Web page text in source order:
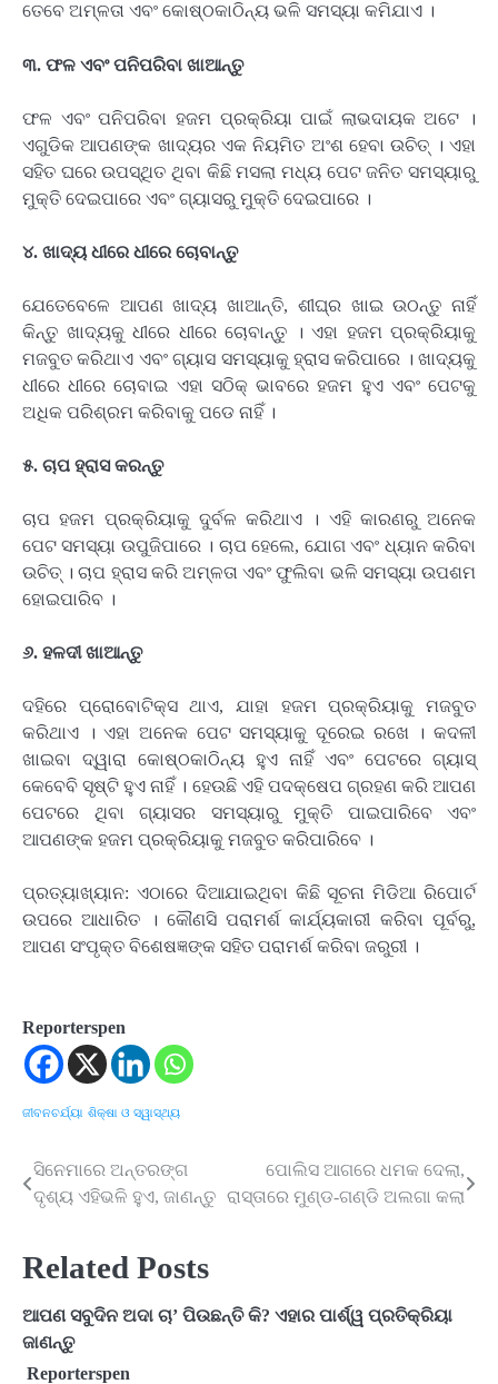
ତେବେ ଅମ୍ଳତା ଏବଂ କୋଷ୍ଠକାଠିନ୍ୟ ଭଳି ସମସ୍ୟା କମିଯାଏ ।
୩. ଫଳ ଏବଂ ପନିପରିବା ଖାଆନ୍ତୁ
ଫଳ ଏବଂ ପନିପରିବା ହଜମ ପ୍ରକ୍ରିୟା ପାଇଁ ଲାଭଦାୟକ ଅଟେ ।
ଏଗୁଡିକ ଆପଣଙ୍କ ଖାଦ୍ୟର ଏକ ନିୟମିତ ଅଂଶ ହେବା ଉଚିତ୍ । ଏହା
ସହିତ ଘରେ ଉପସ୍ଥିତ ଥିବା କିଛି ମସଲା ମଧ୍ୟ ପେଟ ଜନିତ ସମସ୍ୟାରୁ
ମୁକ୍ତି ଦେଇପାରେ ଏବଂ ଗ୍ୟାସରୁ ମୁକ୍ତି ଦେଇପାରେ ।
୪. ଖାଦ୍ୟ ଧୀରେ ଧୀରେ ଚୋବାନ୍ତୁ
ଯେତେବେଳେ ଆପଣ ଖାଦ୍ୟ ଖାଆନ୍ତି, ଶୀଘ୍ର ଖାଇ ଉଠନ୍ତୁ ନାହିଁ
କିନ୍ତୁ ଖାଦ୍ୟକୁ ଧୀରେ ଧୀରେ ଚୋବାନ୍ତୁ । ଏହା ହଜମ ପ୍ରକ୍ରିୟାକୁ
ମଜବୁତ କରିଥାଏ ଏବଂ ଗ୍ୟାସ ସମସ୍ୟାକୁ ହ୍ରାସ କରିପାରେ । ଖାଦ୍ୟକୁ
ଧୀରେ ଧୀରେ ଚୋବାଇ ଏହା ସଠିକ୍ ଭାବରେ ହଜମ ହୁଏ ଏବଂ ପେଟକୁ
ଅଧିକ ପରିଶ୍ରମ କରିବାକୁ ପଡେ ନାହିଁ ।
୫. ଚାପ ହ୍ରାସ କରନ୍ତୁ
ଚାପ ହଜମ ପ୍ରକ୍ରିୟାକୁ ଦୁର୍ବଳ କରିଥାଏ । ଏହି କାରଣରୁ ଅନେକ
ପେଟ ସମସ୍ୟା ଉପୁଜିପାରେ । ଚାପ ହେଲେ, ଯୋଗ ଏବଂ ଧ୍ୟାନ କରିବା
ଉଚିତ୍ । ଚାପ ହ୍ରାସ କରି ଅମ୍ଳତା ଏବଂ ଫୁଲିବା ଭଳି ସମସ୍ୟା ଉପଶମ
ହୋଇପାରିବ ।
୬. ହଳଦୀ ଖାଆନ୍ତୁ
ଦହିରେ ପ୍ରୋବୋଟିକ୍ସ ଥାଏ, ଯାହା ହଜମ ପ୍ରକ୍ରିୟାକୁ ମଜବୁତ
କରିଥାଏ । ଏହା ଅନେକ ପେଟ ସମସ୍ୟାକୁ ଦୂରେଇ ରଖେ । କଦଳୀ
ଖାଇବା ଦ୍ୱାରା କୋଷ୍ଠକାଠିନ୍ୟ ହୁଏ ନାହିଁ ଏବଂ ପେଟରେ ଗ୍ୟାସ୍
କେବେବି ସୃଷ୍ଟି ହୁଏ ନାହିଁ । ହେଉଛି ଏହି ପଦକ୍ଷେପ ଗ୍ରହଣ କରି ଆପଣ
ପେଟରେ ଥିବା ଗ୍ୟାସର ସମସ୍ୟାରୁ ମୁକ୍ତି ପାଇପାରିବେ ଏବଂ
ଆପଣଙ୍କ ହଜମ ପ୍ରକ୍ରିୟାକୁ ମଜବୁତ କରିପାରିବେ ।
ପ୍ରତ୍ୟାଖ୍ୟାନ: ଏଠାରେ ଦିଆଯାଇଥିବା କିଛି ସୂଚନା ମିଡିଆ ରିପୋର୍ଟ
ଉପରେ ଆଧାରିତ । କୌଣସି ପରାମର୍ଶ କାର୍ଯ୍ୟକାରୀ କରିବା ପୂର୍ବରୁ,
ଆପଣ ସଂପୃକ୍ତ ବିଶେଷଜ୍ଞଙ୍କ ସହିତ ପରାମର୍ଶ କରିବା ଜରୁରୀ ।
Reporterspen
ଜୀବନଚର୍ଯ୍ୟା ଶିକ୍ଷା ଓ ସ୍ୱାସ୍ଥ୍ୟ
Post
navigation
ସିନେମାରେ ଅନ୍ତରଙ୍ଗ
ଦୃଶ୍ୟ ଏହିଭଳି ହୁଏ, ଜାଣନ୍ତୁ
ପୋଲିସ ଆଗରେ ଧମକ ଦେଲା,
ରାସ୍ତାରେ ମୁଣ୍ଡ-ଗଣ୍ଡି ଅଲଗା କଲା
Related Posts
ଆପଣ ସବୁଦିନ ଅଦା ଚା’ ପିଉଛନ୍ତି କି? ଏହାର ପାର୍ଶ୍ୱ ପ୍ରତିକ୍ରିୟା
ଜାଣନ୍ତୁ
Reporterspen